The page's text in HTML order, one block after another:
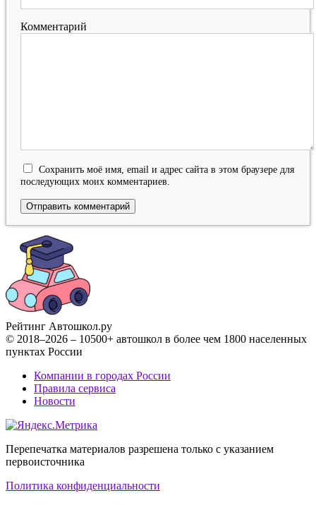
Комментарий
Сохранить моё имя, email и адрес сайта в этом браузере для
последующих моих комментариев.
Рейтинг Автошкол.ру
© 2018–2026 – 10500+ автошкол в более чем 1800 населенных
пунктах России
Компании в городах России
Правила сервиса
Новости
Перепечатка материалов разрешена только с указанием
первоисточника
Политика конфиденциальности